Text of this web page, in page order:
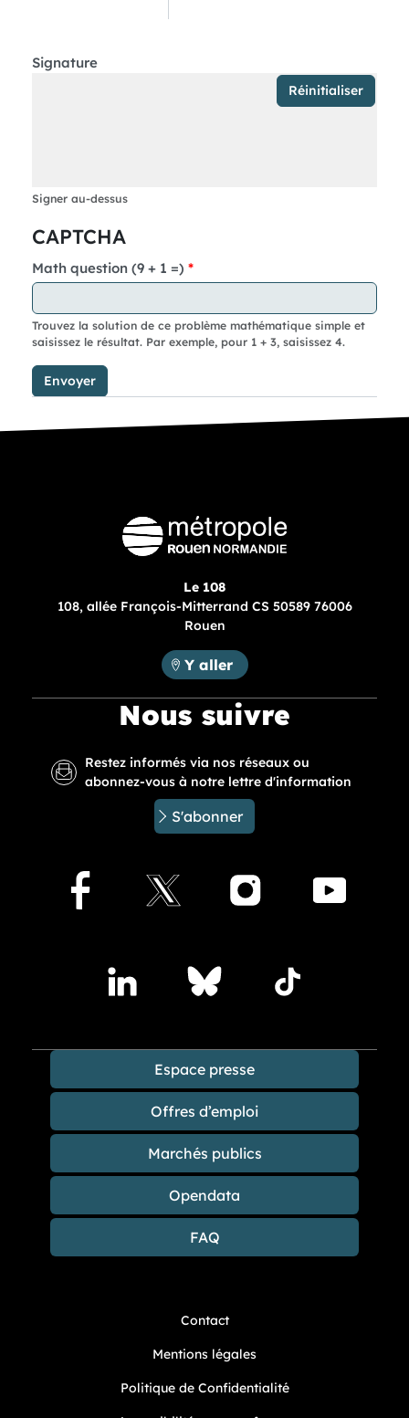
Signature
Signer au-dessus
CAPTCHA
Math question (9 + 1 =)
Trouvez la solution de ce problème mathématique simple et
saisissez le résultat. Par exemple, pour 1 + 3, saisissez 4.
Le 108
108, allée François-Mitterrand CS 50589 76006
Rouen
Métropole Rouen Normandie :
Y aller
Nous suivre
Restez informés via nos réseaux ou
abonnez-vous à notre lettre d'information
S'abonner
Facebook
X Instagram
LindedinBlueskyTikTok
Espace presse
Offres d’emploi
Marchés publics
Opendata
FAQ
Contact
Mentions légales
Politique de Confidentialité